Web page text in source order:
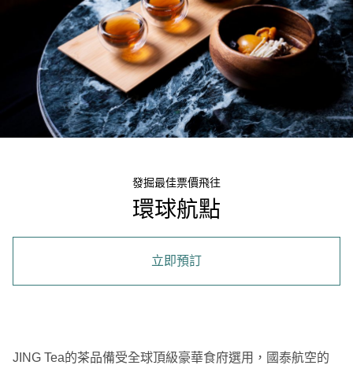
發掘最佳票價飛往
環球航點
立即預訂
JING Tea的茶品備受全球頂級豪華食府選用，國泰航空的